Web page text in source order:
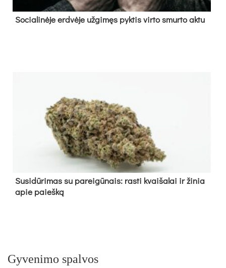
So­cia­li­nė­je erd­vė­je už­gi­męs pyk­tis vir­to smur­to ak­tu
Su­si­dū­ri­mas su pa­rei­gū­nais: ras­ti kvai­ša­lai ir ži­nia
apie paieš­ką
Gyvenimo spalvos